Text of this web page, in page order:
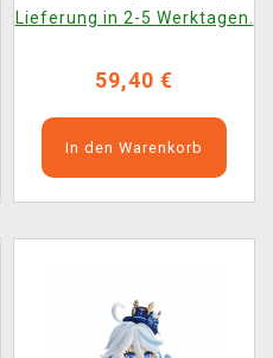
Lieferung in 2-5 Werktagen.
59,40 €
In den Warenkorb